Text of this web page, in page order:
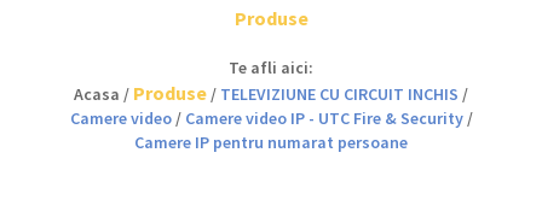
Produse
Te afli aici:
Acasa / Produse / TELEVIZIUNE CU CIRCUIT INCHIS /
Camere video/ Camere video IP - UTC Fire & Security/
Camere IP pentru numarat persoane